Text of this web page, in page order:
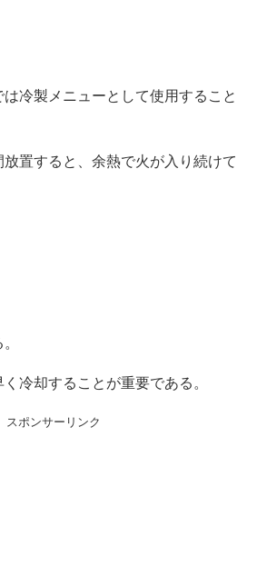
冷製メニューとして使用すること
放置すると、余熱で火が入り続けて
冷却することが重要である。
スポンサーリンク